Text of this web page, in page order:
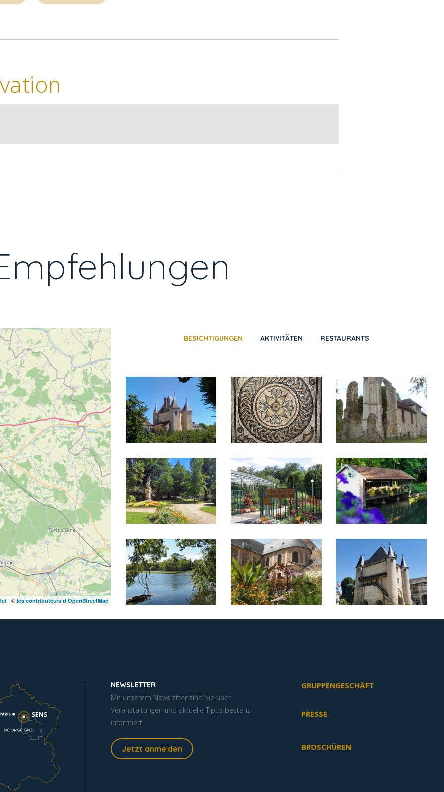
| © les contributeurs d’OpenStreetMap
BESICHTIGUNGEN AKTIVITÄTEN RESTAURANTS
NEWSLETTER
Mit unserem Newsletter sind Sie über
Veranstaltungen und aktuelle Tipps bestens
informiert.
Jetzt anmelden
GRUPPENGESCHÄFT
PRESSE
BROSCHÜREN